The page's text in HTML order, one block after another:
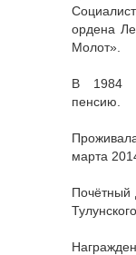
ордена
Молот».
В 1984
пенсию.
марта
Почётный